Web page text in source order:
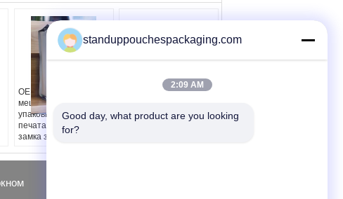
OEM ODM стоит вверх
мешки кофе
упаковывая цветастое
печатание, мешки
замка застежка-
Мебель ротанга
стола напольная,
standuppouchespackaging.com
2:09 AM
Good day, what product are you looking
for?